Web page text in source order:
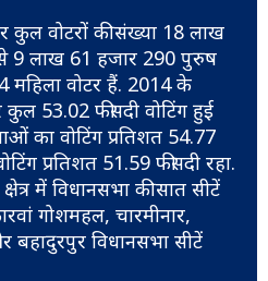
कुल वोटरों की संख्या 18 लाख
9 लाख 61 हजार 290 पुरुष
वोटर हैं. 2014 के
53.02 फीसदी वोटिंग हुई
का वोटिंग प्रतिशत 54.77
प्रतिशत 51.59 फीसदी रहा.
में विधानसभा की सात सीटें
गोशमहल, चारमीनार,
बहादुरपुर विधानसभा सीटें